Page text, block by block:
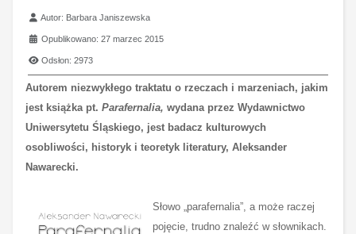
Szczegóły
Autor: Barbara Janiszewska
Opublikowano: 27 marzec 2015
Odsłon: 2973
Autorem niezwykłego traktatu o rzeczach i marzeniach, jakim
jest książka pt. Parafernalia, wydana przez Wydawnictwo
Uniwersytetu Śląskiego, jest badacz kulturowych
osobliwości, historyk i teoretyk literatury, Aleksander
Nawarecki.
Słowo „parafernalia”, a może raczej
pojęcie, trudno znaleźć w słownikach.